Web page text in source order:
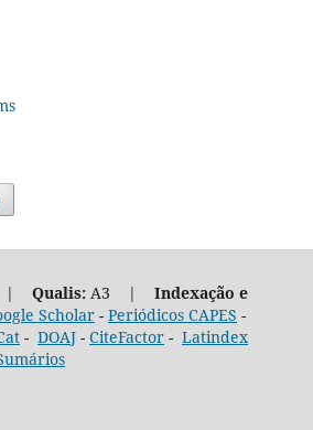
| Qualis:A3 | Indexação e
Scholar- Periódicos CAPES -
- DOAJ- CiteFactor- Latindex